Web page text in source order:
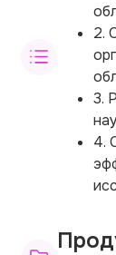
2.
3.
4.